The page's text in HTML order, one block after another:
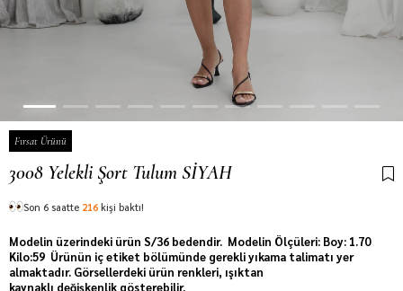
Fırsat Ürünü
3008 Yelekli Şort Tulum SİYAH
Son 6 saatte 216 kişi baktı!
Modelin üzerindeki ürün S/36 bedendir. Modelin Ölçüleri: Boy: 1.70
Kilo:59 Ürünün iç etiket bölümünde gerekli yıkama talimatı yer
almaktadır. Görsellerdeki ürün renkleri, ışıktan
kaynaklı değişkenlik gösterebilir.